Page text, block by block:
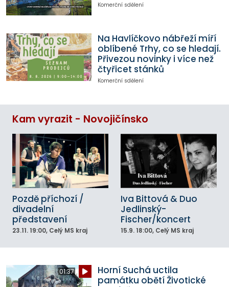
Komerční sdělení
Na Havlíčkovo nábřeží míří
oblíbené Trhy, co se hledají.
Přivezou novinky i více než
čtyřicet stánků
Komerční sdělení
Kam vyrazit - Novojičínsko
Pozdě příchozí /
divadelní
představení
23.11. 19:00, Celý MS kraj
Iva Bittová & Duo
Jedlinský-
Fischer/koncert
15.9. 18:00, Celý MS kraj
01:37
Horní Suchá uctila
památku obětí Životické